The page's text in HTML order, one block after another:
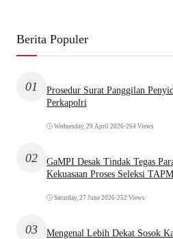
Berita Populer
01
Prosedur Surat Panggilan
Perkapolri
Wednesday, 29 April 2026•264 Views
02
GaMPI Desak Tindak Tegas
Kekuasaan Proses Seleksi
Saturday, 27 June 2026•252 Views
03
Mengenal Lebih Dekat Sosok